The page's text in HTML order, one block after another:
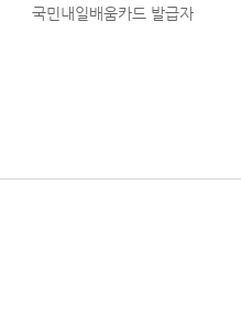
국민내일배움카드 발급자